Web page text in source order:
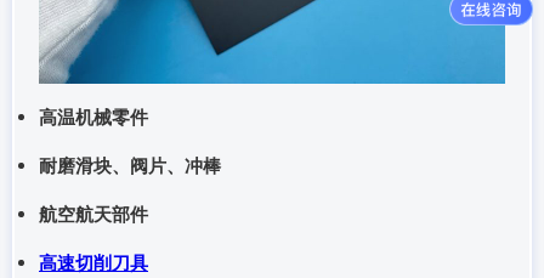
高温机械零件
耐磨滑块、阀片、冲棒
航空航天部件
高速切削刀具